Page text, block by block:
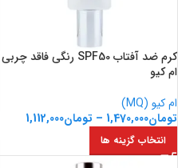
کرم ضد آفتاب SPF50 رنگی فاقد چربی
ام کیو
ام کیو (MQ)
تومان1,470,000
– تومان1,112,000
انتخاب گزینه ها